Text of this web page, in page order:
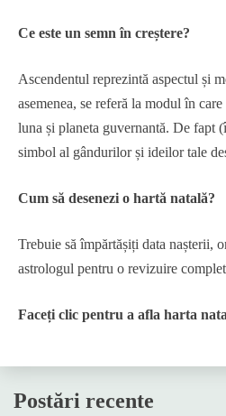
Ce este un semn în creștere?
Ascendentul reprezintă aspectul și
asemenea, se referă la modul în
luna și planeta guvernantă. De fapt
simbol al gândurilor și ideilor tale
Cum să desenezi o hartă natală?
Trebuie să împărtășiți data nașterii,
astrologul pentru o revizuire
Faceți clic pentru a afla harta
Postări recente